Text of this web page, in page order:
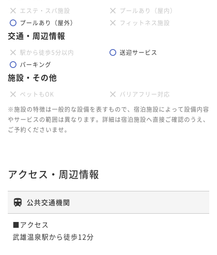
エステ・スパ施設
プールあり（屋内）
プールあり（屋外）
フィットネス施設
交通・周辺情報
駅から徒歩5分以内
送迎サービス
パーキング
施設・その他
ペットもOK
バリアフリー対応
※施設の特徴は一般的な設備を表すもので、宿泊施設によって設備内容
やサービスの範囲は異なります。詳細は宿泊施設へ直接ご確認のうえ、
ご予約くださいませ。
アクセス・周辺情報
公共交通機関
■アクセス
武雄温泉駅から徒歩12分